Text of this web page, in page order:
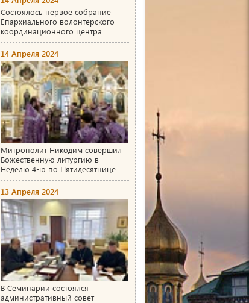
Состоялось первое собрание
Епархиального волонтерского
координационного центра
14 Апреля 2024
Митрополит Никодим совершил
Божественную литургию в
Неделю 4-ю по Пятидесятнице
13 Апреля 2024
В Семинарии состоялся
административный совет